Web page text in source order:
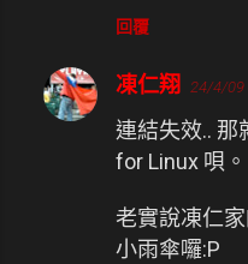
回覆
凍仁翔 24/4/09
連結失效.. 那
for Linux 唄。
老實說凍仁
小雨傘囉:P